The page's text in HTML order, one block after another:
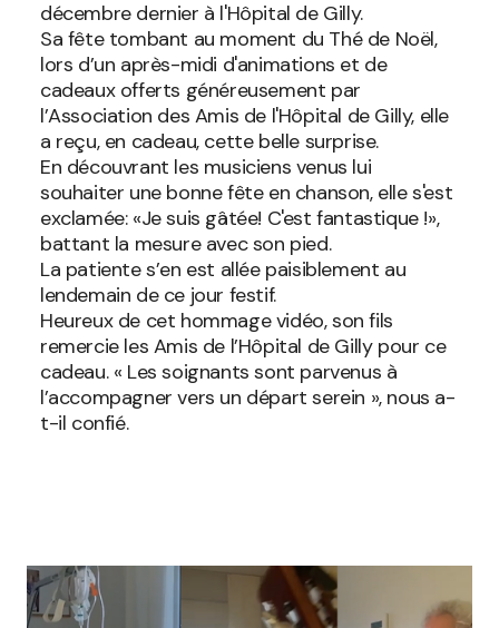
décembre dernier à l'Hôpital de Gilly.
Sa fête tombant au moment du Thé de Noël,
lors d’un après-midi d'animations et de
cadeaux offerts généreusement par
l’Association des Amis de l'Hôpital de Gilly, elle
a reçu, en cadeau, cette belle surprise.
En découvrant les musiciens venus lui
souhaiter une bonne fête en chanson, elle s'est
exclamée: «Je suis gâtée! C'est fantastique !»,
battant la mesure avec son pied.
La patiente s’en est allée paisiblement au
lendemain de ce jour festif.
Heureux de cet hommage vidéo, son fils
remercie les Amis de l’Hôpital de Gilly pour ce
cadeau. « Les soignants sont parvenus à
l’accompagner vers un départ serein », nous a-
t-il confié.